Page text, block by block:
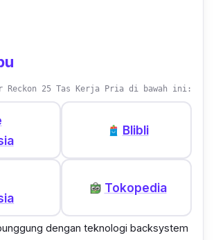
Reckon 25 Tas Kerja Pria di bawah ini:
Blibli
Tokopedia
dengan teknologi backsystem